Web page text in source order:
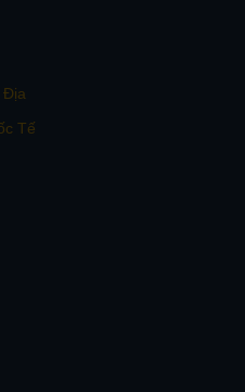
Địa
Tế